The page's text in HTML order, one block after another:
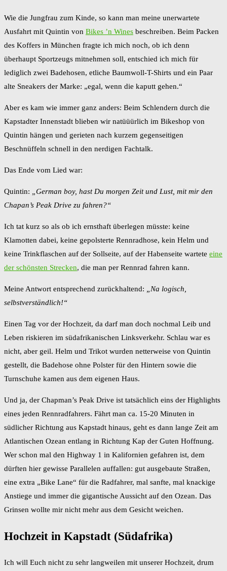
Wie die Jungfrau zum Kinde, so kann man meine unerwartete
Ausfahrt mit Quintin von Bikes ’n Wines beschreiben. Beim Packen
des Koffers in München fragte ich mich noch, ob ich denn
überhaupt Sportzeugs mitnehmen soll, entschied ich mich für
lediglich zwei Badehosen, etliche Baumwoll-T-Shirts und ein Paar
alte Sneakers der Marke: „egal, wenn die kaputt gehen.“
Aber es kam wie immer ganz anders: Beim Schlendern durch die
Kapstadter Innenstadt blieben wir natüüürlich im Bikeshop von
Quintin hängen und gerieten nach kurzem gegenseitigen
Beschnüffeln schnell in den nerdigen Fachtalk.
Das Ende vom Lied war:
Quintin:
„German boy, hast Du morgen Zeit und Lust, mit mir den
Chapan’s Peak Drive zu fahren?“
Ich tat kurz so als ob ich ernsthaft überlegen müsste: keine
Klamotten dabei, keine gepolsterte Rennradhose, kein Helm und
keine Trinkflaschen auf der Sollseite, auf der Habenseite wartete eine
der schönsten Strecken, die man per Rennrad fahren kann.
Meine Antwort entsprechend zurückhaltend:
„Na logisch,
selbstverständlich!“
Einen Tag vor der Hochzeit, da darf man doch nochmal Leib und
Leben riskieren im südafrikanischen Linksverkehr. Schlau war es
nicht, aber geil. Helm und Trikot wurden netterweise von Quintin
gestellt, die Badehose ohne Polster für den Hintern sowie die
Turnschuhe kamen aus dem eigenen Haus.
Und ja, der Chapman’s Peak Drive ist tatsächlich eins der Highlights
eines jeden Rennradfahrers. Fährt man ca. 15-20 Minuten in
südlicher Richtung aus Kapstadt hinaus, geht es dann lange Zeit am
Atlantischen Ozean entlang in Richtung Kap der Guten Hoffnung.
Wer schon mal den Highway 1 in Kalifornien gefahren ist, dem
dürften hier gewisse Parallelen auffallen: gut ausgebaute Straßen,
eine extra „Bike Lane“ für die Radfahrer, mal sanfte, mal knackige
Anstiege und immer die gigantische Aussicht auf den Ozean. Das
Grinsen wollte mir nicht mehr aus dem Gesicht weichen.
Hochzeit in Kapstadt (Südafrika)
Ich will Euch nicht zu sehr langweilen mit unserer Hochzeit, drum